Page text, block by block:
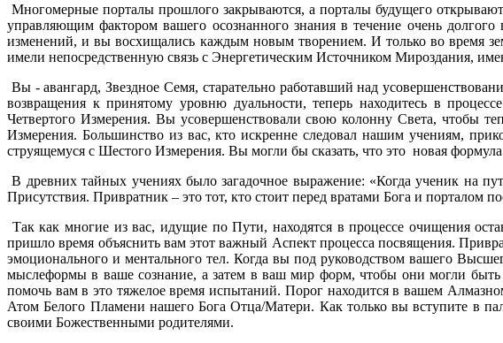
Многомерные порталы прошлого закрываются, а порталы будущего
управляющим фактором вашего осознанного знания в течение очень
изменений, и вы восхищались каждым новым творением. И только во время
имели непосредственную связь с Энергетическим Источником Мироздания,
Вы - авангард, Звездное Семя, старательно работавший над
возвращения к принятому уровню дуальности, теперь находитесь в
Четвертого Измерения. Вы усовершенствовали свою колонну Света, чтобы
Измерения. Большинство из вас, кто искренне следовал нашим учениям,
струящемуся с Шестого Измерения. Вы могли бы сказать, что это новая
В древних тайных учениях было загадочное выражение: «Когда ученик на
Присутствия. Привратник – это тот, кто стоит перед вратами Бога и порталом
Так как многие из вас, идущие по Пути, находятся в процессе очищения
пришло время объяснить вам этот важный Аспект процесса посвящения.
эмоционального и ментального тел. Когда вы под руководством вашего
мыслеформы в ваше сознание, а затем в ваш мир форм, чтобы они могли
помочь вам в это тяжелое время испытаний. Порог находится в вашем
Атом Белого Пламени нашего Бога Отца/Матери. Как только вы вступите в
своими Божественными родителями.